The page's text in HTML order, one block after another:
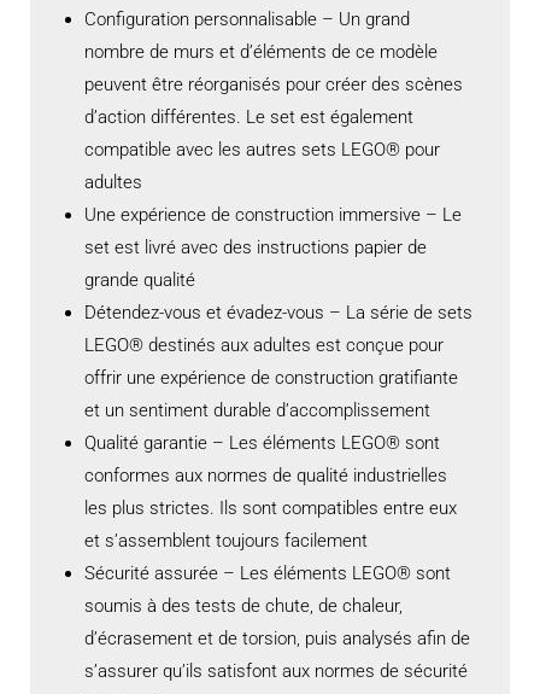
Configuration personnalisable – Un grand
nombre de murs et d’éléments de ce modèle
peuvent être réorganisés pour créer des scènes
d’action différentes. Le set est également
compatible avec les autres sets LEGO® pour
adultes
Une expérience de construction immersive – Le
set est livré avec des instructions papier de
grande qualité
Détendez-vous et évadez-vous – La série de sets
LEGO® destinés aux adultes est conçue pour
offrir une expérience de construction gratifiante
et un sentiment durable d’accomplissement
Qualité garantie – Les éléments LEGO® sont
conformes aux normes de qualité industrielles
les plus strictes. Ils sont compatibles entre eux
et s’assemblent toujours facilement
Sécurité assurée – Les éléments LEGO® sont
soumis à des tests de chute, de chaleur,
d’écrasement et de torsion, puis analysés afin de
s’assurer qu’ils satisfont aux normes de sécurité